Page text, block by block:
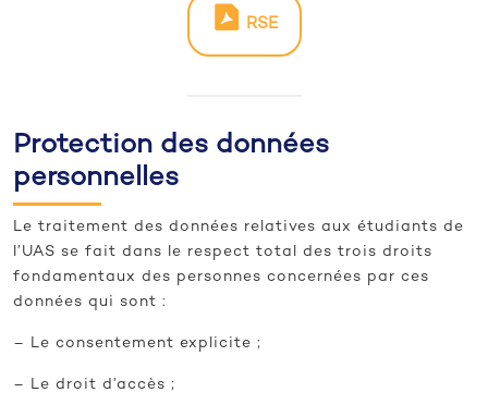
RSE
Protection des données
personnelles
Le traitement des données relatives aux étudiants de
l’UAS se fait dans le respect total des trois droits
fondamentaux des personnes concernées par ces
données qui sont :
– Le consentement explicite ;
– Le droit d’accès ;